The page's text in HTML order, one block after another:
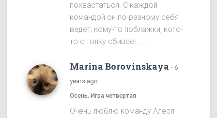
похвастаться. С каждой
командой он по-разному себя
ведёт, кому-то поблажки, кого-
то с толку сбивает......
Marina Borovinskaya · 6
years ago
Осень. Игра четвертая
Oчень люблю команду Алеся